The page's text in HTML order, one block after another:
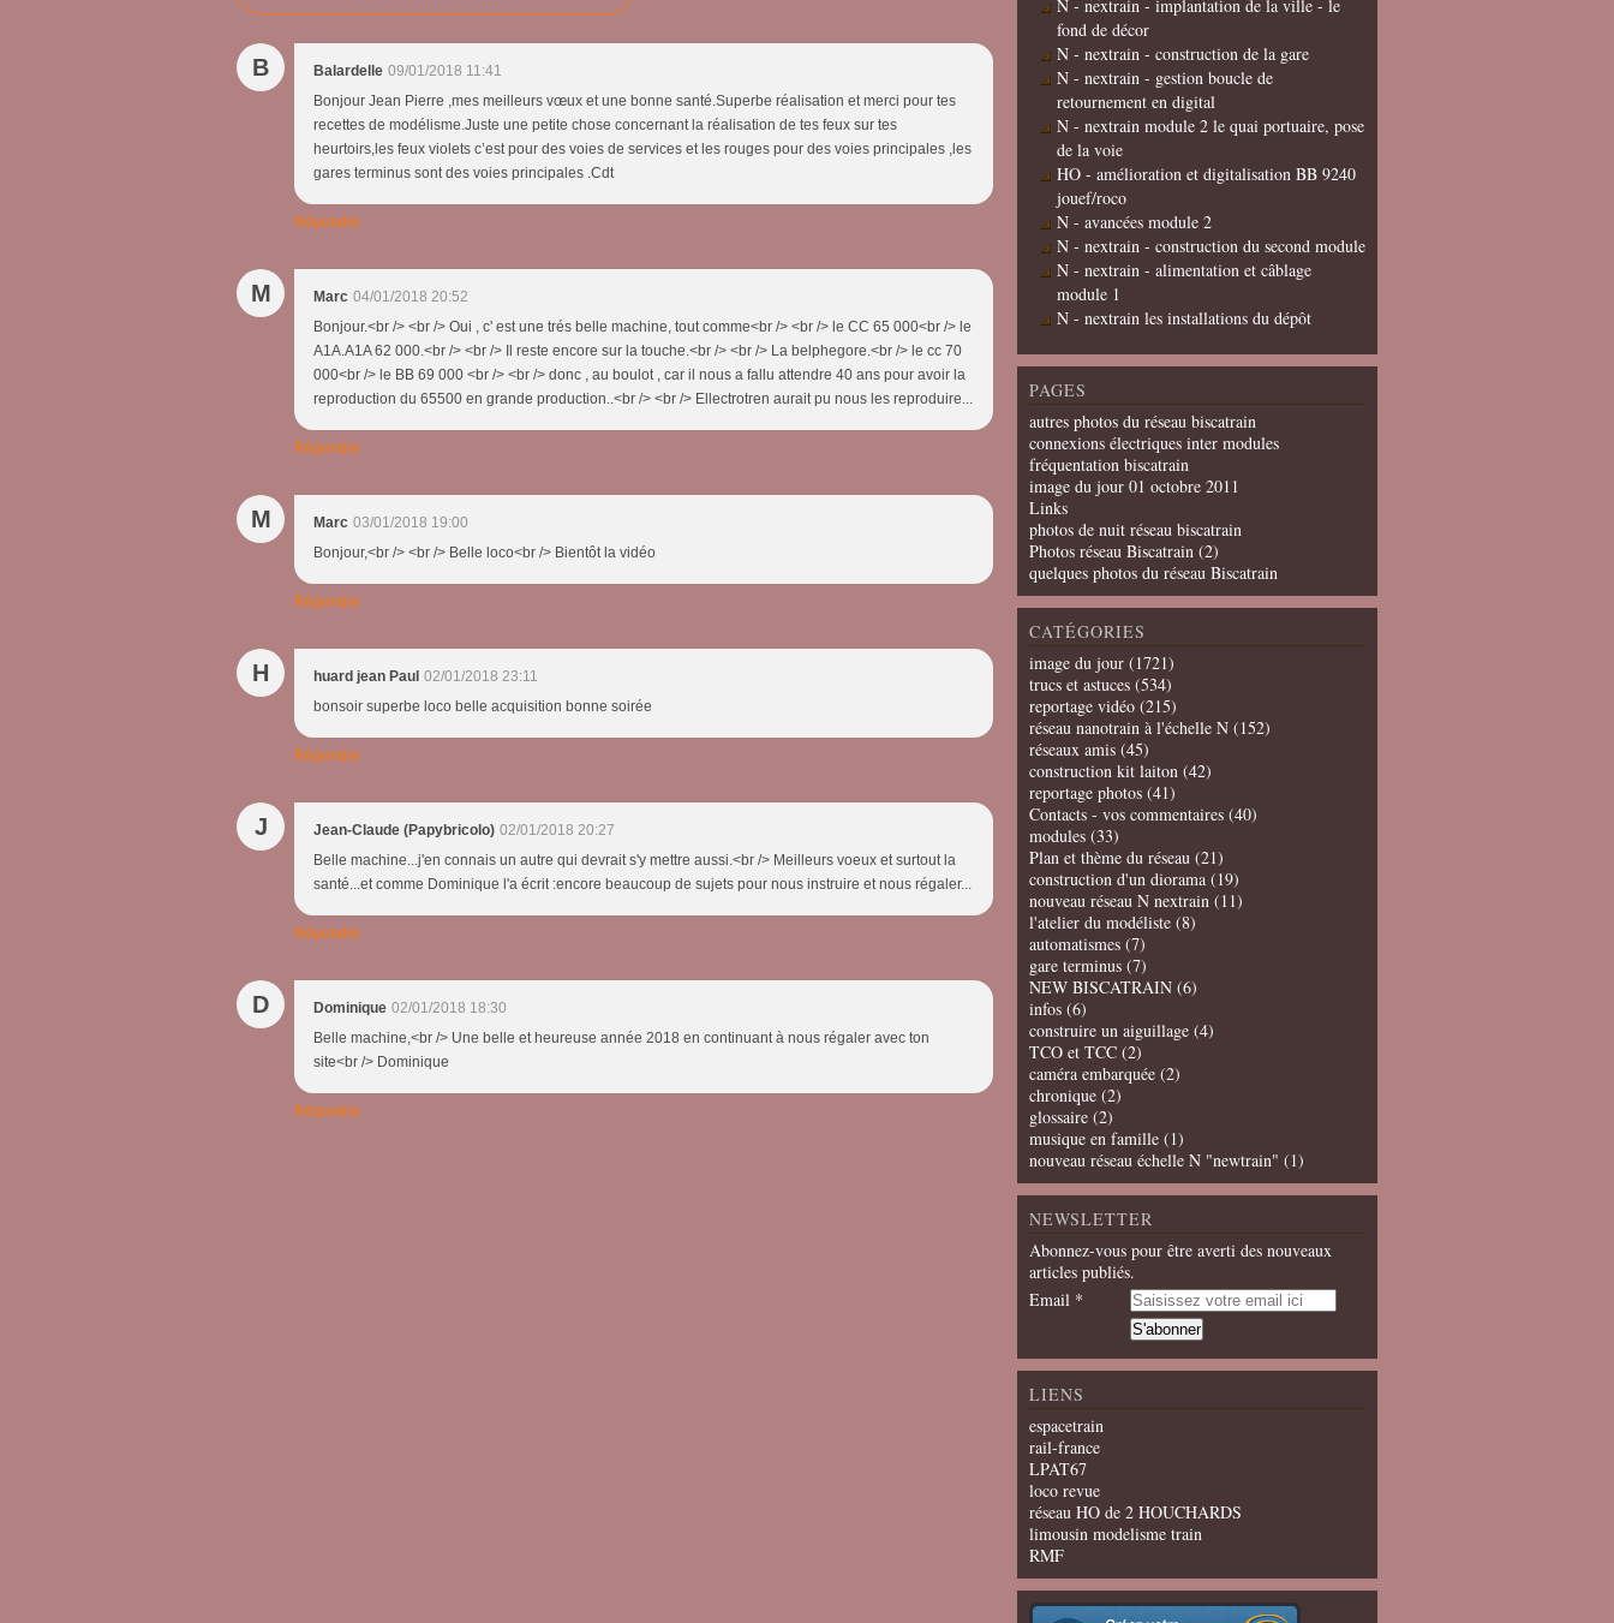
B Balardelle 09/01/2018 11:41
Bonjour Jean Pierre ,mes meilleurs vœux et une bonne santé.Superbe réalisation et merci pour tes
recettes de modélisme.Juste une petite chose concernant la réalisation de tes feux sur tes
heurtoirs,les feux violets c’est pour des voies de services et les rouges pour des voies principales ,les
gares terminus sont des voies principales .Cdt
Répondre
M Marc 04/01/2018 20:52
Bonjour.<br /> <br /> Oui , c' est une trés belle machine, tout comme<br /> <br /> le CC 65 000<br /> le
A1A.A1A 62 000.<br /> <br /> Il reste encore sur la touche.<br /> <br /> La belphegore.<br /> le cc 70
000<br /> le BB 69 000 <br /> <br /> donc , au boulot , car il nous a fallu attendre 40 ans pour avoir la
reproduction du 65500 en grande production..<br /> <br /> Ellectrotren aurait pu nous les reproduire...
Répondre
M Marc 03/01/2018 19:00
Bonjour,<br /> <br /> Belle loco<br /> Bientôt la vidéo
Répondre
H huard jean Paul 02/01/2018 23:11
bonsoir superbe loco belle acquisition bonne soirée
Répondre
J Jean-Claude (Papybricolo) 02/01/2018 20:27
Belle machine...j'en connais un autre qui devrait s'y mettre aussi.<br /> Meilleurs voeux et surtout la
santé...et comme Dominique l'a écrit :encore beaucoup de sujets pour nous instruire et nous régaler...
Répondre
D Dominique 02/01/2018 18:30
Belle machine,<br /> Une belle et heureuse année 2018 en continuant à nous régaler avec ton
site<br /> Dominique
Répondre
N - nextrain - implantation de la ville - le
fond de décor
N - nextrain - construction de la gare
N - nextrain - gestion boucle de
retournement en digital
N - nextrain module 2 le quai portuaire, pose
de la voie
HO - amélioration et digitalisation BB 9240
jouef/roco
N - avancées module 2
N - nextrain - construction du second module
N - nextrain - alimentation et câblage
module 1
N - nextrain les installations du dépôt
PAGES
autres photos du réseau biscatrain
connexions électriques inter modules
fréquentation biscatrain
image du jour 01 octobre 2011
Links
photos de nuit réseau biscatrain
Photos réseau Biscatrain (2)
quelques photos du réseau Biscatrain
CATÉGORIES
image du jour (1721)
trucs et astuces (534)
reportage vidéo (215)
réseau nanotrain à l'échelle N (152)
réseaux amis (45)
construction kit laiton (42)
reportage photos (41)
Contacts - vos commentaires (40)
modules (33)
Plan et thème du réseau (21)
construction d'un diorama (19)
nouveau réseau N nextrain (11)
l'atelier du modéliste (8)
automatismes (7)
gare terminus (7)
NEW BISCATRAIN (6)
infos (6)
construire un aiguillage (4)
TCO et TCC (2)
caméra embarquée (2)
chronique (2)
glossaire (2)
musique en famille (1)
nouveau réseau échelle N "newtrain" (1)
NEWSLETTER
Abonnez-vous pour être averti des nouveaux
articles publiés.
Email
LIENS
espacetrain
rail-france
LPAT67
loco revue
réseau HO de 2 HOUCHARDS
limousin modelisme train
RMF